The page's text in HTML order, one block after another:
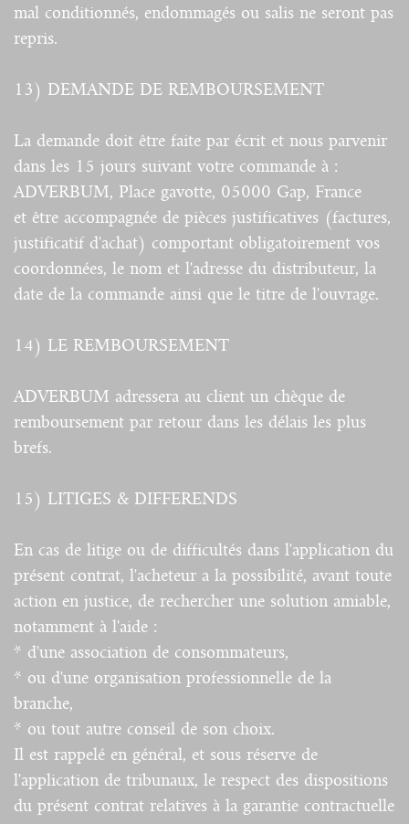
mal conditionnés, endommagés ou salis ne seront pas
repris.
13) DEMANDE DE REMBOURSEMENT
La demande doit être faite par écrit et nous parvenir
dans les 15 jours suivant votre commande à :
ADVERBUM, Place gavotte, 05000 Gap, France
et être accompagnée de pièces justificatives (factures,
justificatif d'achat) comportant obligatoirement vos
coordonnées, le nom et l'adresse du distributeur, la
date de la commande ainsi que le titre de l'ouvrage.
14) LE REMBOURSEMENT
ADVERBUM adressera au client un chèque de
remboursement par retour dans les délais les plus
brefs.
15) LITIGES & DIFFERENDS
En cas de litige ou de difficultés dans l'application du
présent contrat, l'acheteur a la possibilité, avant toute
action en justice, de rechercher une solution amiable,
notamment à l'aide :
* d'une association de consommateurs,
* ou d'une organisation professionnelle de la
branche,
* ou tout autre conseil de son choix.
Il est rappelé en général, et sous réserve de
l'application de tribunaux, le respect des dispositions
du présent contrat relatives à la garantie contractuelle